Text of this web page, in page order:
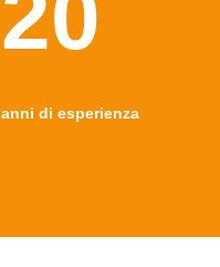
anni di esperienza